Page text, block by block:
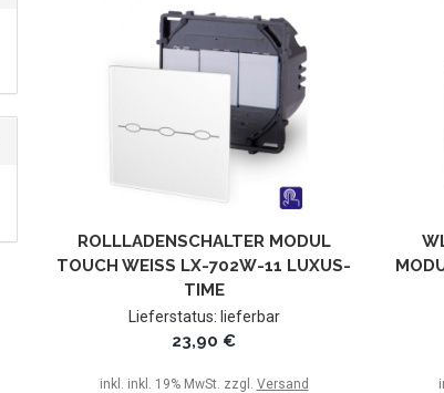
ROLLLADENSCHALTER MODUL
TOUCH WEISS LX-702W-11 LUXUS-T
IME
Lieferstatus: lieferbar
23,90 €
inkl. inkl. 19% MwSt. zzgl. Versand